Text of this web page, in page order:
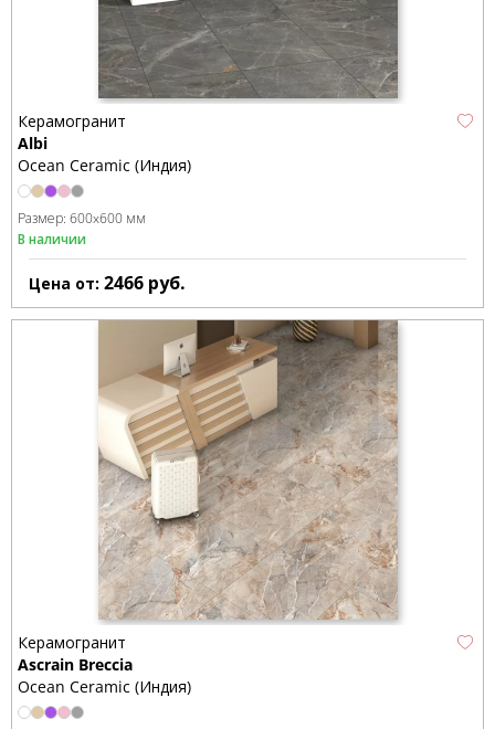
Керамогранит
Albi
Ocean Ceramic (Индия)
Размер: 600x600 мм
В наличии
Цена от: 2466 руб.
Керамогранит
Ascrain Breccia
Ocean Ceramic (Индия)